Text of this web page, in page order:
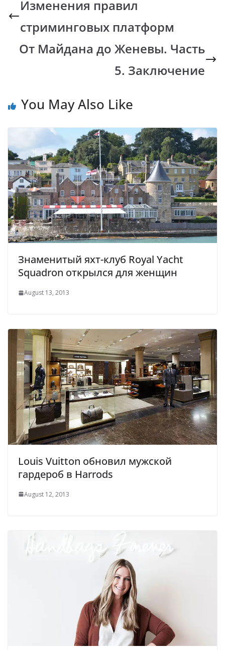
o
o
k
A
p
p
Li
n
k
a
m
Изменения правил
стриминговых платформ
От Майдана до Женевы. Часть
5. Заключение
You May Also Like
Знаменитый яхт-клуб Royal Yacht
Squadron открылся для женщин
August 13, 2013
Louis Vuitton обновил мужской
гардероб в Harrods
August 12, 2013